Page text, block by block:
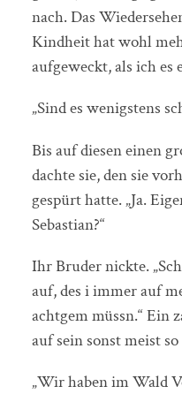
nach. Das
Kindheit hat wohl
aufgeweckt, als ich es
„Sind es wenigstens
Bis auf diesen einen
dachte sie, den sie
gespürt hatte. „Ja.
Sebastian?“
Ihr Bruder nickte.
auf, des i immer auf
achtgem müssn.“ Ein
auf sein sonst meist
„Wir haben im Wald